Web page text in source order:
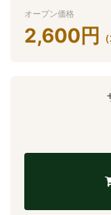
オープン価格
2,600 円 （